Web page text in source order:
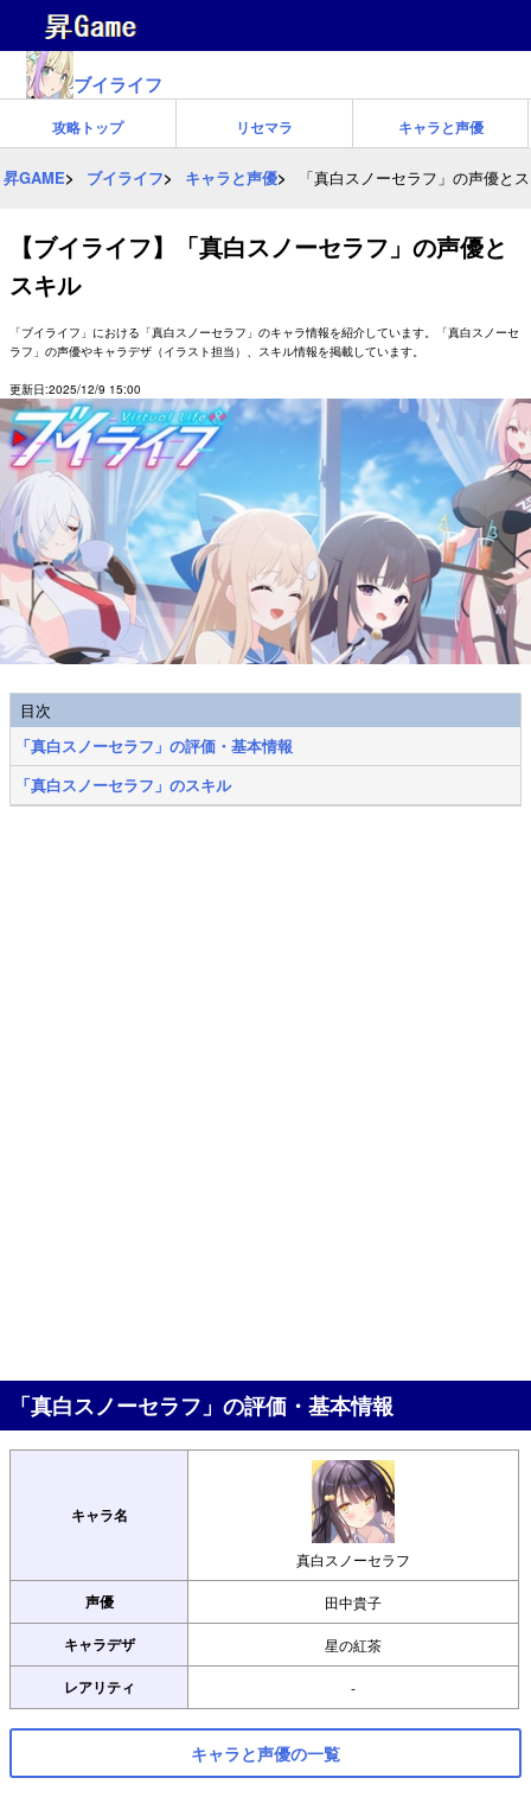
ブイライフ
攻略トップ リセマラ キャラと声優
昇GAME ブイライフ キャラと声優 「真白スノーセラフ」の声優と
【ブイライフ】「真白スノーセラフ」の声優と
スキル
「ブイライフ」における「真白スノーセラフ」のキャラ情報を紹介しています。「真白スノーセ
ラフ」の声優やキャラデザ（イラスト担当）、スキル情報を掲載しています。
更新日:2025/12/9 15:00
目次
「真白スノーセラフ」の評価・基本情報
「真白スノーセラフ」のスキル
「真白スノーセラフ」の評価・基本情報
キャラ名
真白スノーセラフ
声優 田中貴子
キャラデザ 星の紅茶
レアリティ -
キャラと声優の一覧